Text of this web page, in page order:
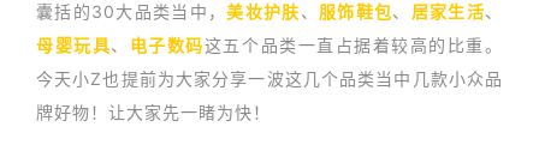
囊括的30大品类当中，美妆护肤、 服饰鞋包、 居家生活、
母婴玩具、 电子数码这五个品类一直占据着较高的比重。
今天小Z也提前为大家分享一波这几个品类当中几款小众品
牌好物！让大家先一睹为快！